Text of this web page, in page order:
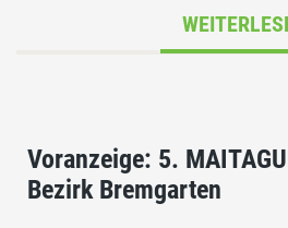
Voranzeige: 5.
Bezirk Bremgarten